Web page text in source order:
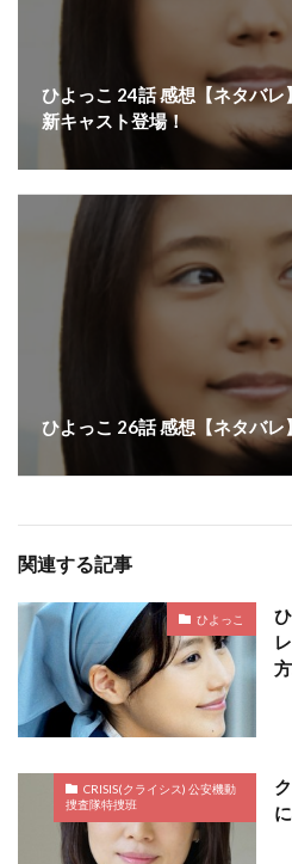
ひよっこ 24話 感想【ネタバ
新キャスト登場！
ひよっこ 26話 感想【ネタバ
関連する記事
ひよっこ
CRISIS(クライシス) 公安機動
捜査隊特捜班